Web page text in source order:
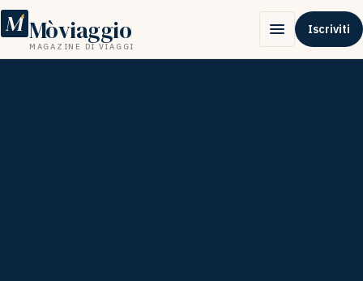
MMòviaggio
MAGAZINE DI VIAGGI
Iscriviti